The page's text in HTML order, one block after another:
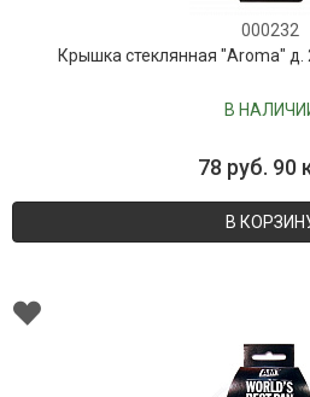
000232
Крышка стеклянная "Aroma" д.
В
78 руб. 90
В